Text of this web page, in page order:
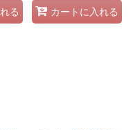
る カートに入れる